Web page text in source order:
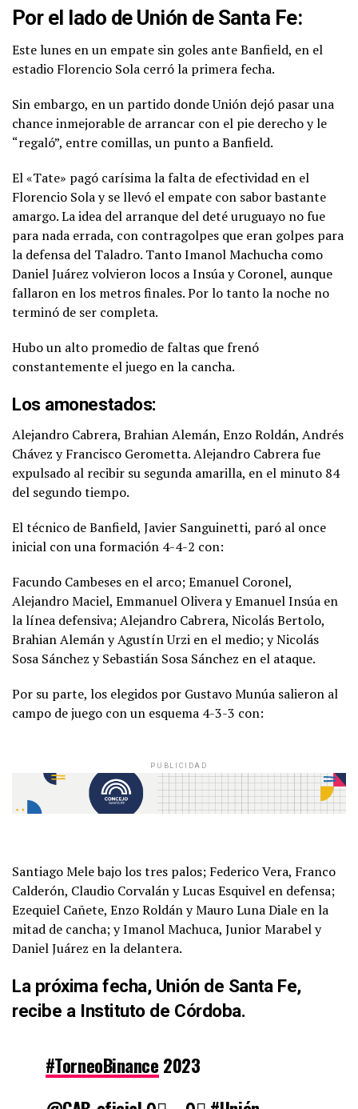
Por el lado de Unión de Santa Fe:
Este lunes en un empate sin goles ante Banfield, en el
estadio Florencio Sola cerró la primera fecha.
Sin embargo, en un partido donde Unión dejó pasar una
chance inmejorable de arrancar con el pie derecho y le
“regaló”, entre comillas, un punto a Banfield.
El «Tate» pagó carísima la falta de efectividad en el
Florencio Sola y se llevó el empate con sabor bastante
amargo. La idea del arranque del deté uruguayo no fue
para nada errada, con contragolpes que eran golpes para
la defensa del Taladro. Tanto Imanol Machucha como
Daniel Juárez volvieron locos a Insúa y Coronel, aunque
fallaron en los metros finales. Por lo tanto la noche no
terminó de ser completa.
Hubo un alto promedio de faltas que frenó
constantemente el juego en la cancha.
Los amonestados:
Alejandro Cabrera, Brahian Alemán, Enzo Roldán, Andrés
Chávez y Francisco Gerometta. Alejandro Cabrera fue
expulsado al recibir su segunda amarilla, en el minuto 84
del segundo tiempo.
El técnico de Banfield, Javier Sanguinetti, paró al once
inicial con una formación 4-4-2 con:
Facundo Cambeses en el arco; Emanuel Coronel,
Alejandro Maciel, Emmanuel Olivera y Emanuel Insúa en
la línea defensiva; Alejandro Cabrera, Nicolás Bertolo,
Brahian Alemán y Agustín Urzi en el medio; y Nicolás
Sosa Sánchez y Sebastián Sosa Sánchez en el ataque.
Por su parte, los elegidos por Gustavo Munúa salieron al
campo de juego con un esquema 4-3-3 con:
PUBLICIDAD
Santiago Mele bajo los tres palos; Federico Vera, Franco
Calderón, Claudio Corvalán y Lucas Esquivel en defensa;
Ezequiel Cañete, Enzo Roldán y Mauro Luna Diale en la
mitad de cancha; y Imanol Machuca, Junior Marabel y
Daniel Juárez en la delantera.
La próxima fecha, Unión de Santa Fe,
recibe a Instituto de Córdoba.
#TorneoBinance 2023